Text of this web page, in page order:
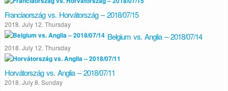
Franciaország vs. Horvátország – 2018/07/15
2018. July 12. Thursday
Belgium vs. Anglia – 2018/07/14
2018. July 12. Thursday
Horvátország vs. Anglia – 2018/07/11
2018. July 8. Sunday